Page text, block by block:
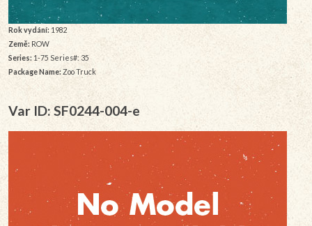
Rok vydání: 1982
Země: ROW
Series: 1-75 Series#: 35
Package Name: Zoo Truck
Var ID: SF0244-004-e